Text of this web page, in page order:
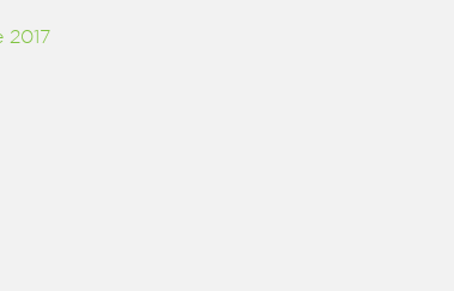
2017